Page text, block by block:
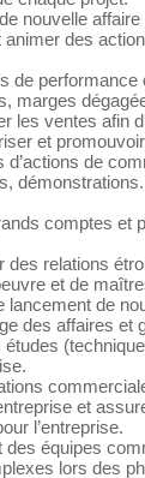
nouvelle
des
de
marges
les ventes afin
et
d’actions de
démonstrations.
comptes et
des relations
et de
lancement de
des affaires et
études
et
l’entreprise.
des équipes
lors des